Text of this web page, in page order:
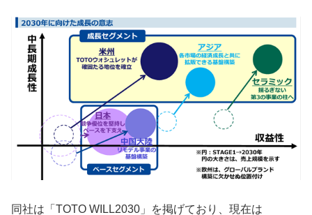
同社は「TOTO WILL2030」を掲げており、現在は